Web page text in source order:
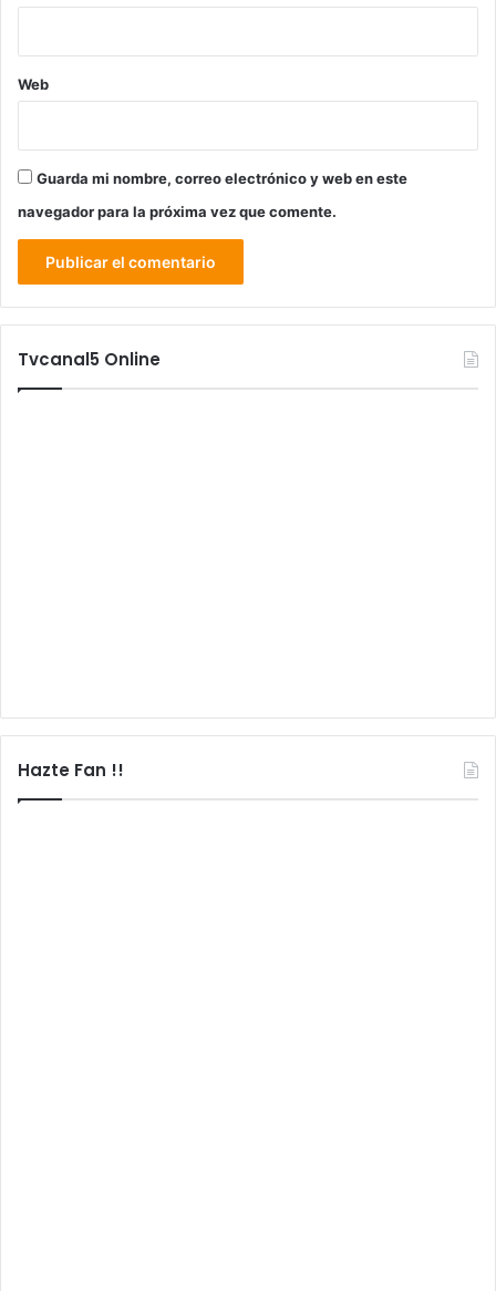
Web
Guarda mi nombre, correo electrónico y web en este
navegador para la próxima vez que comente.
Tvcanal5 Online
Hazte Fan !!